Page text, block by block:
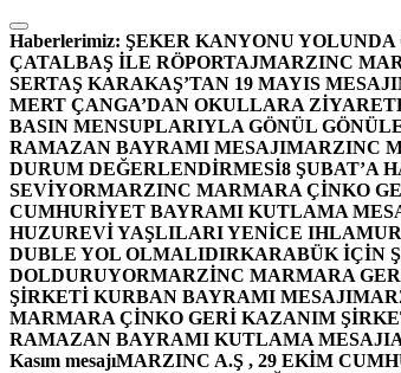
İçeriğe
atla
Haberlerimiz: ŞEKER KANYONU
ÇATALBAŞ İLE RÖPORTAJMARZINC
SERTAŞ KARAKAŞ’TAN 19 MAYIS MESAJI
MERT ÇANGA’DAN OKULLARA ZİYARET
BASIN MENSUPLARIYLA GÖNÜL
RAMAZAN BAYRAMI MESAJIMARZINC
DURUM DEĞERLENDİRMESİ8 ŞUBAT’A
SEVİYORMARZINC MARMARA ÇİNKO
CUMHURİYET BAYRAMI KUTLAMA
HUZUREVİ YAŞLILARI YENİCE
DUBLE YOL OLMALIDIRKARABÜK İÇİN
DOLDURUYORMARZİNC MARMARA
ŞİRKETİ KURBAN BAYRAMI MESAJI
MARMARA ÇİNKO GERİ KAZANIM
RAMAZAN BAYRAMI KUTLAMA MESAJI
Kasım mesajıMARZINC A.Ş , 29 EKİM